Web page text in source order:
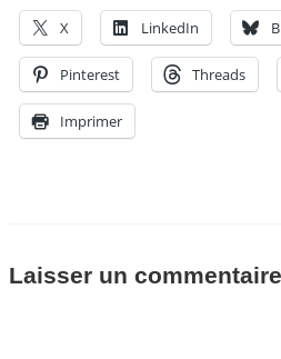
X LinkedIn
Pinterest Threads
Imprimer
Laisser un commentaire